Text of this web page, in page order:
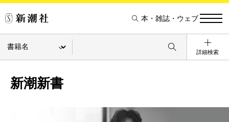
本・雑誌・ウェブ
詳細検索
新潮新書